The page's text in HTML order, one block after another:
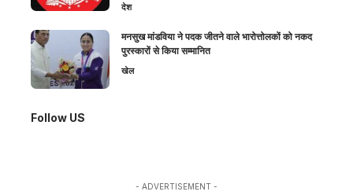
देश
मनसुख मांडविया ने पदक जीतने वाले भारोत्तोलकों को नकद
पुरस्कारों से किया सम्मानित
खेल
Follow US
- ADVERTISEMENT -